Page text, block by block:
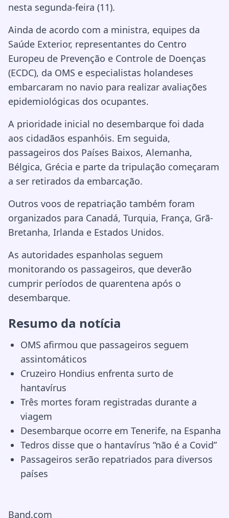
nesta segunda-feira (11).
Ainda de acordo com a ministra, equipes da
Saúde Exterior, representantes do Centro
Europeu de Prevenção e Controle de Doenças
(ECDC), da OMS e especialistas holandeses
embarcaram no navio para realizar avaliações
epidemiológicas dos ocupantes.
A prioridade inicial no desembarque foi dada
aos cidadãos espanhóis. Em seguida,
passageiros dos Países Baixos, Alemanha,
Bélgica, Grécia e parte da tripulação começaram
a ser retirados da embarcação.
Outros voos de repatriação também foram
organizados para Canadá, Turquia, França, Grã-
Bretanha, Irlanda e Estados Unidos.
As autoridades espanholas seguem
monitorando os passageiros, que deverão
cumprir períodos de quarentena após o
desembarque.
Resumo da notícia
OMS afirmou que passageiros seguem
assintomáticos
Cruzeiro Hondius enfrenta surto de
hantavírus
Três mortes foram registradas durante a
viagem
Desembarque ocorre em Tenerife, na Espanha
Tedros disse que o hantavírus “não é a Covid”
Passageiros serão repatriados para diversos
países
Band.com